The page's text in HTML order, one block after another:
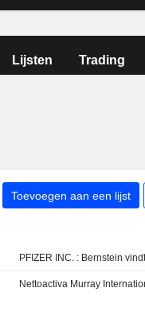
Lijsten Trading
Toevoegen aan een lijst